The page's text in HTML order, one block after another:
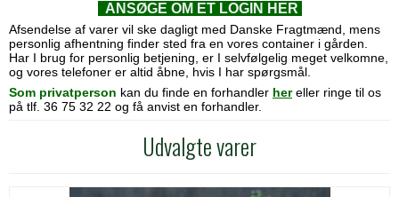
ANSØGE OM ET LOGIN HER
Afsendelse af varer vil ske dagligt med Danske Fragtmænd, mens
personlig afhentning finder sted fra en vores container i gården.
Har I brug for personlig betjening, er I selvfølgelig meget velkomne,
og vores telefoner er altid åbne, hvis I har spørgsmål.
Som privatperson kan du finde en forhandler her eller ringe til os
på tlf. 36 75 32 22 og få anvist en forhandler.
Udvalgte varer